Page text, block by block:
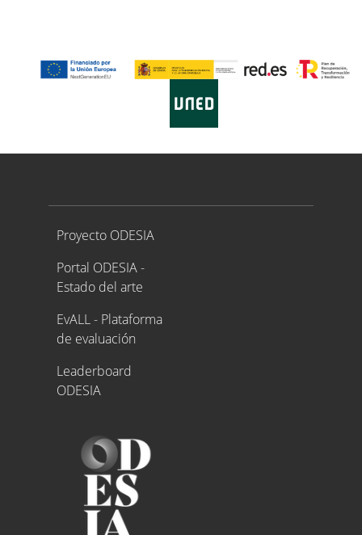
Proyecto ODESIA
Proyecto ODESIA
Portal ODESIA -
Estado del arte
EvALL - Plataforma
de evaluación
Leaderboard
ODESIA